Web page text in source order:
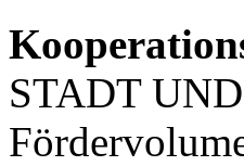
STADT